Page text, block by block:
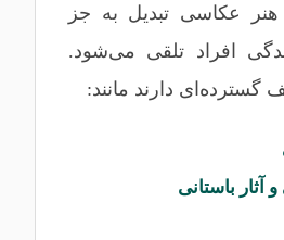
عکاسی تبدیل به جز
افراد تلقی می‌شود.
گسترده‌ای دارند مانند:
باستانی